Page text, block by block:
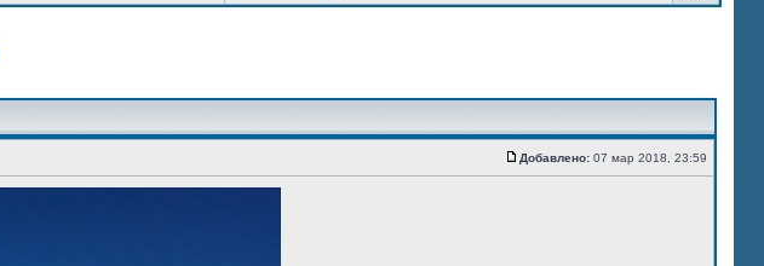
Добавлено: 07 мар 2018, 23:59